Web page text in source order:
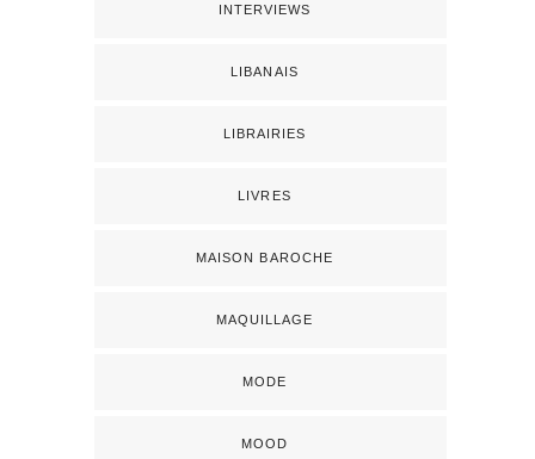
INTERVIEWS
LIBANAIS
LIBRAIRIES
LIVRES
MAISON BAROCHE
MAQUILLAGE
MODE
MOOD